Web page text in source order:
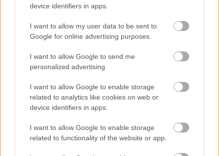
device identifiers in apps.
I want to allow my user data to be sent to
Google for online advertising purposes.
I want to allow Google to send me
personalized advertising.
I want to allow Google to enable storage
related to analytics like cookies on web or
device identifiers in apps.
I want to allow Google to enable storage
related to functionality of the website or app.
Tulajdonság hozzáadása